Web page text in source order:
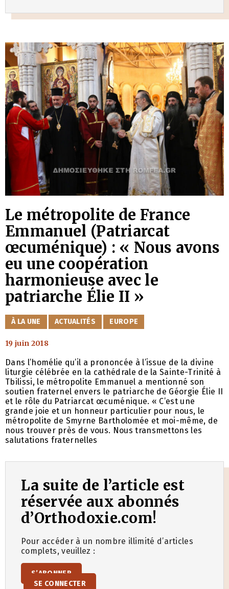
Le métropolite de France
Emmanuel (Patriarcat
œcuménique) : « Nous avons
eu une coopération
harmonieuse avec le
patriarche Élie II »
CATÉGORIES
À LA UNE ACTUALITÉS EUROPE
19 juin 2018
Dans l’homélie qu’il a prononcée à l’issue de la divine
liturgie célébrée en la cathédrale de la Sainte-Trinité à
Tbilissi, le métropolite Emmanuel a mentionné son
soutien fraternel envers le patriarche de Géorgie Élie II
et le rôle du Patriarcat œcuménique. « C’est une
grande joie et un honneur particulier pour nous, le
métropolite de Smyrne Bartholomée et moi-même, de
nous trouver près de vous. Nous transmettons les
salutations fraternelles
La suite de l’article est
réservée aux abonnés
d’Orthodoxie.com!
Pour accéder à un nombre illimité d’articles
complets, veuillez :
S’ABONNER
SE CONNECTER